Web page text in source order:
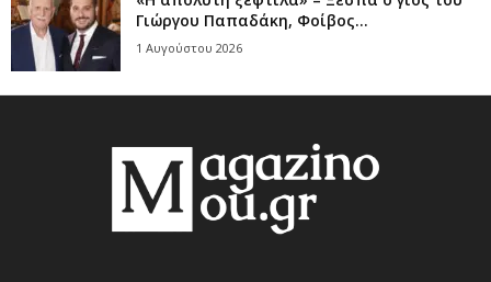
Γιώργου Παπαδάκη, Φοίβος...
1 Αυγούστου 2026